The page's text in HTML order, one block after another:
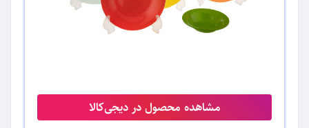
مشاهده محصول در دیجی‌کالا